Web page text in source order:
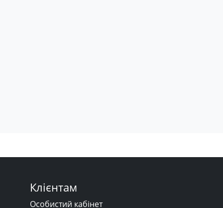
Клієнтам
Особистий кабінет